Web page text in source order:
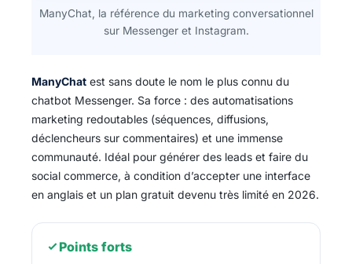
ManyChat, la référence du marketing conversationnel
sur Messenger et Instagram.
ManyChat est sans doute le nom le plus connu du
chatbot Messenger. Sa force : des automatisations
marketing redoutables (séquences, diffusions,
déclencheurs sur commentaires) et une immense
communauté. Idéal pour générer des leads et faire du
social commerce, à condition d’accepter une interface
en anglais et un plan gratuit devenu très limité en 2026.
Points forts